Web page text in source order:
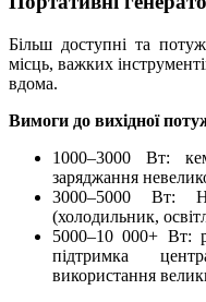
Більш доступні та
місць, важких
вдома.
Вимоги до вихідної
1000–3000 Вт:
заряджання
3000–5000 Вт:
(холодильник,
5000–10 000+ Вт:
підтримка
використання